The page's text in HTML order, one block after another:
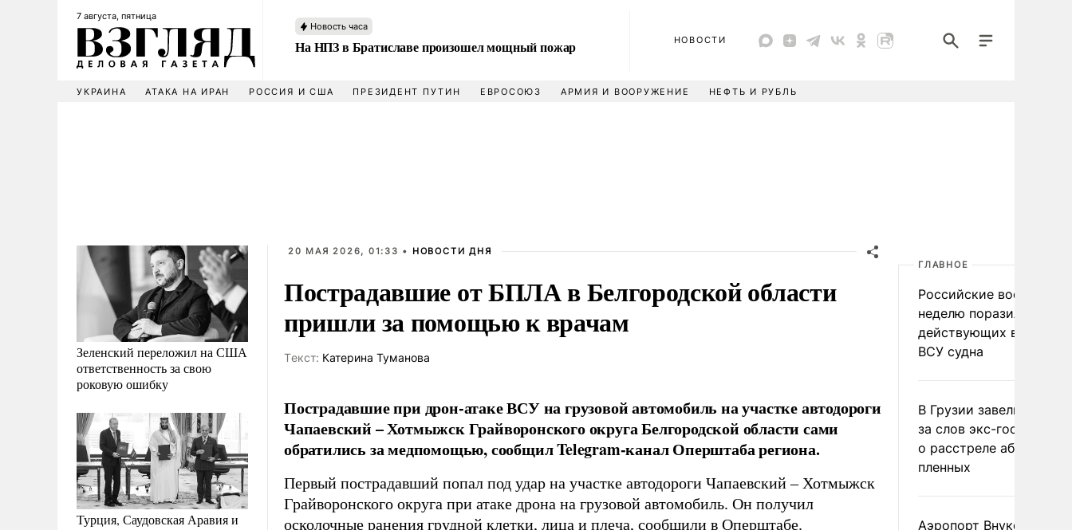
7 августа, пятница
Новость часа
На НПЗ в Братиславе произошел мощный пожар НОВОСТИ
УКРАИНА АТАКА НА ИРАН РОССИЯ И США ПРЕЗИДЕНТ ПУТИН ЕВРОСОЮЗ АРМИЯ И ВООРУЖЕНИЕ НЕФТЬ И РУБЛЬ
Зеленский переложил на США
ответственность за свою
роковую ошибку
Турция, Саудовская Аравия и
20 МАЯ 2026, 01:33 • НОВОСТИ ДНЯ
Пострадавшие от БПЛА в Белгородской области
пришли за помощью к врачам
Tекст: Катерина Туманова
Пострадавшие при дрон-атаке ВСУ на грузовой автомобиль на участке автодороги
Чапаевский – Хотмыжск Грайворонского округа Белгородской области сами
обратились за медпомощью, сообщил Telegram-канал Оперштаба региона.
Первый пострадавший попал под удар на участке автодороги Чапаевский – Хотмыжск
Грайворонского округа при атаке дрона на грузовой автомобиль. Он получил
осколочные ранения грудной клетки, лица и плеча, сообщили в Оперштабе.
ГЛАВНОЕ
Российские военные за
неделю поразили 34
действующих в
ВСУ судна
В Грузии завели дело
за слов экс-
о расстреле абхазских
пленных
Аэропорт Внуково